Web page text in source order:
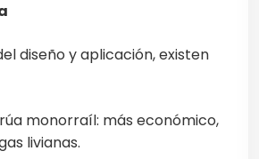
diseño y aplicación, existen
monorraíl: más económico,
livianas.